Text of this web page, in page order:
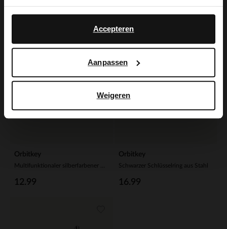
Accepteren
Aanpassen
Weigeren
Orbitkey
12.99
Orbitkey
Schwarzer Schlüsselring aus Stahl
16.99
English